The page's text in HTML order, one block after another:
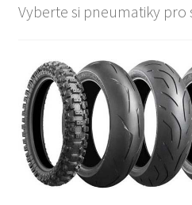
Vyberte si pneumatiky